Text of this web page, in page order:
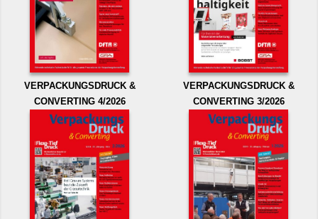
VERPACKUNGSDRUCK &
CONVERTING 4/2026
VERPACKUNGSDRUCK &
CONVERTING 3/2026